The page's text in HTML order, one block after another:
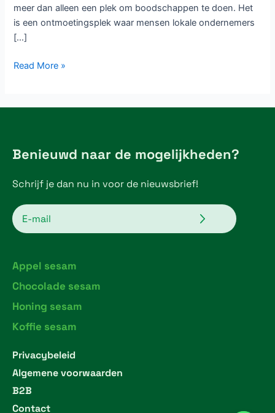
meer dan alleen een plek om boodschappen te doen. Het
is een ontmoetingsplek waar mensen lokale ondernemers
[…]
Read More »
Benieuwd naar de mogelijkheden?
Schrijf je dan nu in voor de nieuwsbrief!
Email Verzenden
Appel sesam
Chocolade sesam
Honing sesam
Koffie sesam
Privacybeleid
Algemene voorwaarden
B2B
Contact